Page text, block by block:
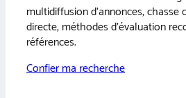
multidiffusion d’annonces,
directe, méthodes d’évaluation
références.
Confier ma recherche